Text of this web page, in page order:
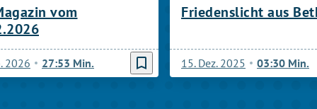
vom
2026 27:53 Min. bookmark_border
Friedenslicht aus
15. Dez. 2025 03:30 Min.